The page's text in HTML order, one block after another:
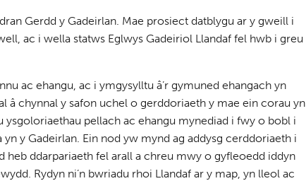
Gerdd y Gadeirlan. Mae prosiect datblygu ar y gweill i
ac i wella statws Eglwys Gadeiriol Llandaf fel hwb i greu
ac ehangu, ac i ymgysylltu â’r gymuned ehangach yn
â chynnal y safon uchel o gerddoriaeth y mae ein corau yn
pellach ac ehangu mynediad i fwy o bobl i
y Gadeirlan. Ein nod yw mynd ag addysg cerddoriaeth i
ddarpariaeth fel arall a chreu mwy o gyfleoedd iddyn
Rydyn ni’n bwriadu rhoi Llandaf ar y map, yn lleol ac